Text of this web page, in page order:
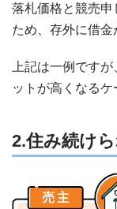
落札価格と競売申
ため、存外に借金
上記は一例です
ットが高くなるケ
2.住み続け